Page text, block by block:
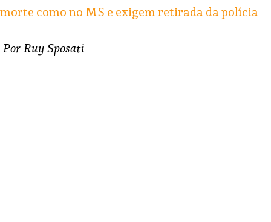
morte como no MS e exigem retirada da polícia
Por Ruy Sposati